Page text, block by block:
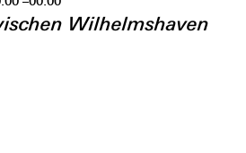
Wilhelmshaven